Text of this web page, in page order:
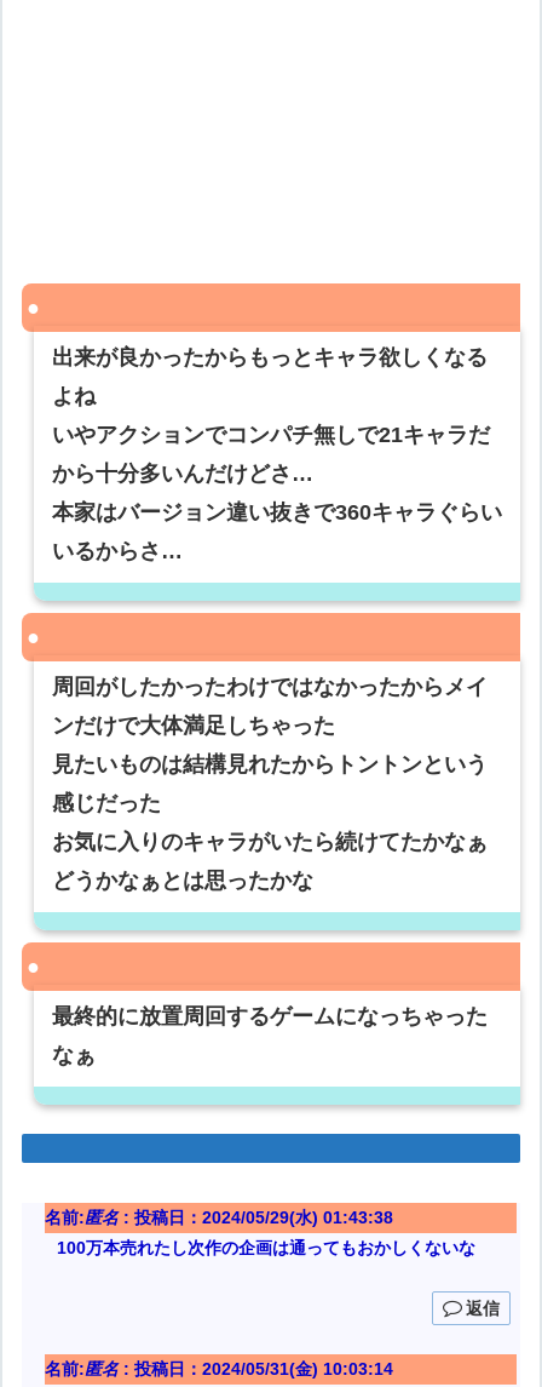
出来が良かったからもっとキャラ欲しくなる
よね
いやアクションでコンパチ無しで21キャラだ
から十分多いんだけどさ…
本家はバージョン違い抜きで360キャラぐらい
いるからさ…
周回がしたかったわけではなかったからメイ
ンだけで大体満足しちゃった
見たいものは結構見れたからトントンという
感じだった
お気に入りのキャラがいたら続けてたかなぁ
どうかなぁとは思ったかな
最終的に放置周回するゲームになっちゃった
なぁ
名前:匿名: 投稿日：2024/05/29(水) 01:43:38
100万本売れたし次作の企画は通ってもおかしくないな
返信
名前:匿名: 投稿日：2024/05/31(金) 10:03:14